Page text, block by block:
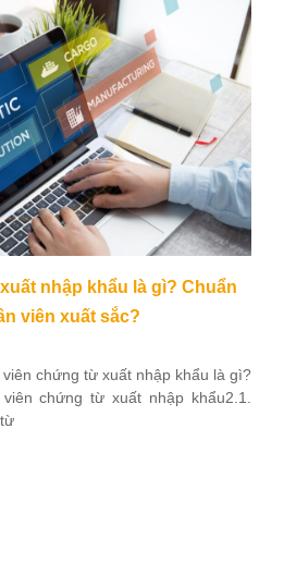
nhập khẩu là gì? Chuẩn
viên xuất sắc?
chứng từ xuất nhập khẩu là gì?
chứng từ xuất nhập khẩu2.1.